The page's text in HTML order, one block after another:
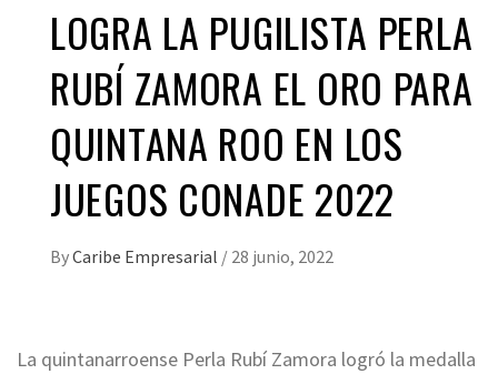
LOGRA LA PUGILISTA PERLA
RUBÍ ZAMORA EL ORO PARA
QUINTANA ROO EN LOS
JUEGOS CONADE 2022
ByCaribe Empresarial / 28 junio, 2022
La quintanarroense Perla Rubí Zamora logró la medalla